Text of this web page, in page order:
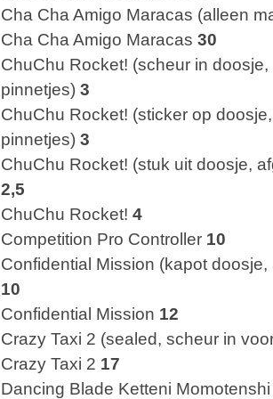
Cha Cha Amigo Maracas (alleen
Cha Cha Amigo Maracas 30
ChuChu Rocket! (scheur in
pinnetjes) 3
ChuChu Rocket! (sticker op
pinnetjes) 3
ChuChu Rocket! (stuk uit doosje,
2,5
ChuChu Rocket! 4
Competition Pro Controller 10
Confidential Mission (kapot
10
Confidential Mission 12
Crazy Taxi 2 (sealed, scheur in
Crazy Taxi 2 17
Dancing Blade Ketteni